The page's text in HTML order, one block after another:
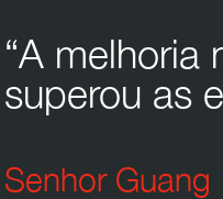
“A melhoria
superou as
Senhor Guang